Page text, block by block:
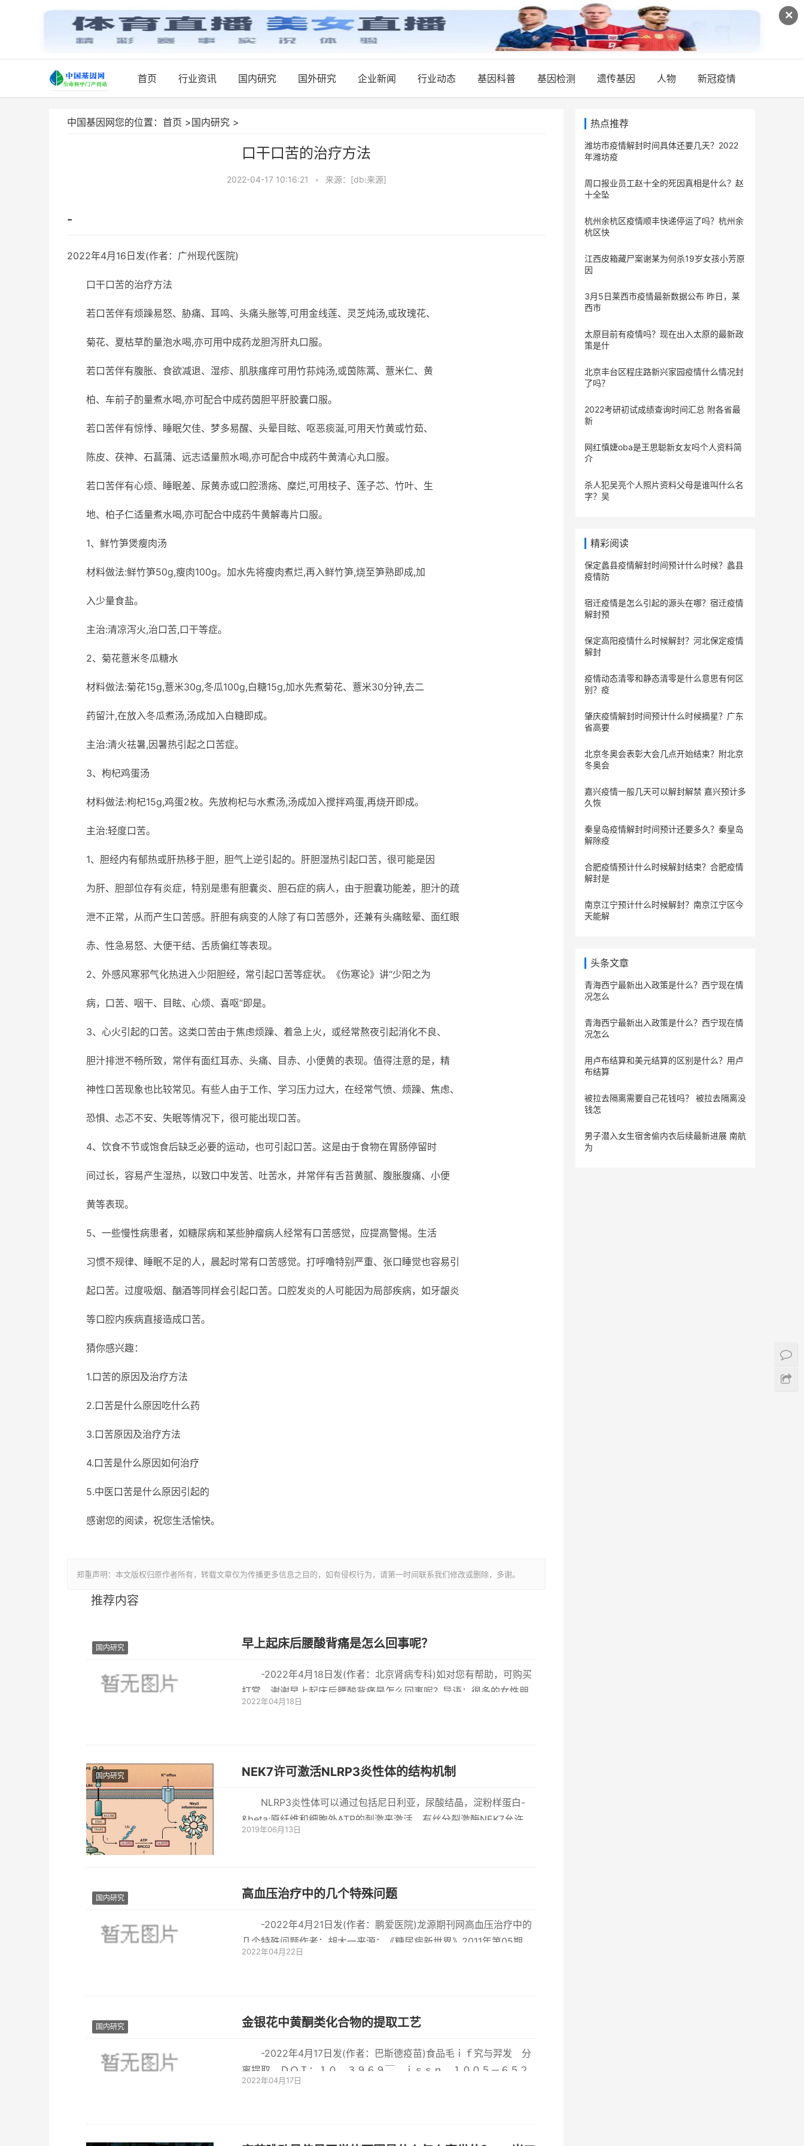
✕
首页 行业资讯 国内研究 国外研究 企业新闻 行业动态 基因科普 基因检测 遗传基因 人物 新冠疫情
中国基因网您的位置： 首页 > 国内研究 >
口干口苦的治疗方法
2022-04-17 10:16:21 • 来源：[db:来源]
-
2022年4月16日发(作者：广州现代医院)
口干口苦的治疗方法
若口苦伴有烦躁易怒、胁痛、耳鸣、头痛头胀等,可用金线莲、灵芝炖汤,或玫瑰花、
菊花、夏枯草酌量泡水喝,亦可用中成药龙胆泻肝丸口服。
若口苦伴有腹胀、食欲减退、湿疹、肌肤瘙痒可用竹荪炖汤,或茵陈蒿、薏米仁、黄
柏、车前子酌量煮水喝,亦可配合中成药茵胆平肝胶囊口服。
若口苦伴有惊悸、睡眠欠佳、梦多易醒、头晕目眩、呕恶痰涎,可用天竹黄或竹茹、
陈皮、茯神、石菖蒲、远志适量煎水喝,亦可配合中成药牛黄清心丸口服。
若口苦伴有心烦、睡眠差、尿黄赤或口腔溃疡、糜烂,可用枝子、莲子芯、竹叶、生
地、柏子仁适量煮水喝,亦可配合中成药牛黄解毒片口服。
1、鲜竹笋煲瘦肉汤
材料做法:鲜竹笋50g,瘦肉100g。加水先将瘦肉煮烂,再入鲜竹笋,烧至笋熟即成,加
入少量食盐。
主治:清凉泻火,治口苦,口干等症。
2、菊花薏米冬瓜糖水
材料做法:菊花15g,薏米30g,冬瓜100g,白糖15g,加水先煮菊花、薏米30分钟,去二
药留汁,在放入冬瓜煮汤,汤成加入白糖即成。
主治:清火祛暑,因暑热引起之口苦症。
3、枸杞鸡蛋汤
材料做法:枸杞15g,鸡蛋2枚。先放枸杞与水煮汤,汤成加入搅拌鸡蛋,再烧开即成。
主治:轻度口苦。
1、胆经内有郁热或肝热移于胆，胆气上逆引起的。肝胆湿热引起口苦，很可能是因
为肝、胆部位存有炎症，特别是患有胆囊炎、胆石症的病人，由于胆囊功能差，胆汁的疏
泄不正常，从而产生口苦感。肝胆有病变的人除了有口苦感外，还兼有头痛眩晕、面红眼
赤、性急易怒、大便干结、舌质偏红等表现。
2、外感风寒邪气化热进入少阳胆经，常引起口苦等症状。《伤寒论》讲“少阳之为
病，口苦、咽干、目眩、心烦、喜呕”即是。
3、心火引起的口苦。这类口苦由于焦虑烦躁、着急上火，或经常熬夜引起消化不良、
胆汁排泄不畅所致，常伴有面红耳赤、头痛、目赤、小便黄的表现。值得注意的是，精
神性口苦现象也比较常见。有些人由于工作、学习压力过大，在经常气愤、烦躁、焦虑、
恐惧、忐忑不安、失眠等情况下，很可能出现口苦。
4、饮食不节或饱食后缺乏必要的运动，也可引起口苦。这是由于食物在胃肠停留时
间过长，容易产生湿热，以致口中发苦、吐苦水，并常伴有舌苔黄腻、腹胀腹痛、小便
黄等表现。
5、一些慢性病患者，如糖尿病和某些肿瘤病人经常有口苦感觉，应提高警惕。生活
习惯不规律、睡眠不足的人，晨起时常有口苦感觉。打呼噜特别严重、张口睡觉也容易引
起口苦。过度吸烟、酗酒等同样会引起口苦。口腔发炎的人可能因为局部疾病，如牙龈炎
等口腔内疾病直接造成口苦。
猜你感兴趣：
1.口苦的原因及治疗方法
2.口苦是什么原因吃什么药
3.口苦原因及治疗方法
4.口苦是什么原因如何治疗
5.中医口苦是什么原因引起的
感谢您的阅读，祝您生活愉快。
郑重声明：本文版权归原作者所有，转载文章仅为传播更多信息之目的，如有侵权行为，请第一时间联系我们修改或删除，多谢。
推荐内容
国内研究 早上起床后腰酸背痛是怎么回事呢？
-2022年4月18日发(作者：北京肾病专科)如对您有帮助，可购买
打赏，谢谢早上起床后腰酸背痛是怎么回事呢？导语：很多的女性朋
友在平时都会经
2022年04月18日
国内研究 NEK7许可激活NLRP3炎性体的结构机制
NLRP3炎性体可以通过包括尼日利亚，尿酸结晶，淀粉样蛋白-
&beta;原纤维和细胞外ATP的刺激来激活。有丝分裂激酶NEK7允许在
间期中组装和激活N
2019年06月13日
国内研究 高血压治疗中的几个特殊问题
-2022年4月21日发(作者：鹏爱医院)龙源期刊网高血压治疗中的
几个特殊问题作者：胡大一来源：《糖尿病新世界》2011年第05期胡
大一●北京大学
2022年04月22日
国内研究 金银花中黄酮类化合物的提取工艺
-2022年4月17日发(作者：巴斯德疫苗)食品毛ｉｆ究与羿发 分
离提取 ＤＯＩ：１０．３９６９￣．ｉｓｓｎ．１００５－６５２
１．２０１３．
2022年04月17日
热点推荐
潍坊市疫情解封时间具体还要几天？2022
年潍坊疫
周口报业员工赵十全的死因真相是什么？赵
十全坠
杭州余杭区疫情顺丰快递停运了吗？杭州余
杭区快
江西皮箱藏尸案谢某为何杀19岁女孩小芳原
因
3月5日莱西市疫情最新数据公布 昨日，莱
西市
太原目前有疫情吗？现在出入太原的最新政
策是什
北京丰台区程庄路新兴家园疫情什么情况封
了吗？
2022考研初试成绩查询时间汇总 附各省最
新
网红慎婕oba是王思聪新女友吗个人资料简
介
杀人犯吴亮个人照片资料父母是谁叫什么名
字？吴
精彩阅读
保定蠡县疫情解封时间预计什么时候？蠡县
疫情防
宿迁疫情是怎么引起的源头在哪？宿迁疫情
解封预
保定​高阳疫情什么时候解封？河北保定疫情
解封
疫情动态清零和静态清零是什么意思有何区
别？疫
肇庆疫情解封时间预计什么时候摘星？广东
省高要
北京冬奥会表彰大会几点开始结束？附北京
冬奥会
嘉兴疫情一般几天可以解封解禁 嘉兴预计多
久恢
秦皇岛疫情解封时间预计还要多久？秦皇岛
解除疫
合肥疫情预计什么时候解封结束？合肥疫情
解封是
南京江宁预计什么时候解封？南京江宁区今
天能解
头条文章
青海西宁最新出入政策是什么？西宁现在情
况怎么
青海西宁最新出入政策是什么？西宁现在情
况怎么
用卢布结算和美元结算的区别是什么？用卢
布结算
被拉去隔离需要自己花钱吗？ 被拉去隔离没
钱怎
男子潜入女生宿舍偷内衣后续最新进展 南航
为